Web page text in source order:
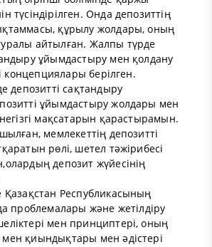
түсіндірілген. Онда депозиттің
құрылу жолдары, оның
айтылған. Жалпы түрде
ұйымдастыру мен қолдану
концепциялары берілген.
депозитті сақтандыру
ұйымдастыру жолдары мен
мақсатарын қарастырамын.
мемлекеттің депозитті
рөлі, шетел тәжірибесі
депозит жүйесінің
Қазақстан Республикасының
проблемалары және жетілдіру
мен принциптері, оның
қиындықтары мен әдістері